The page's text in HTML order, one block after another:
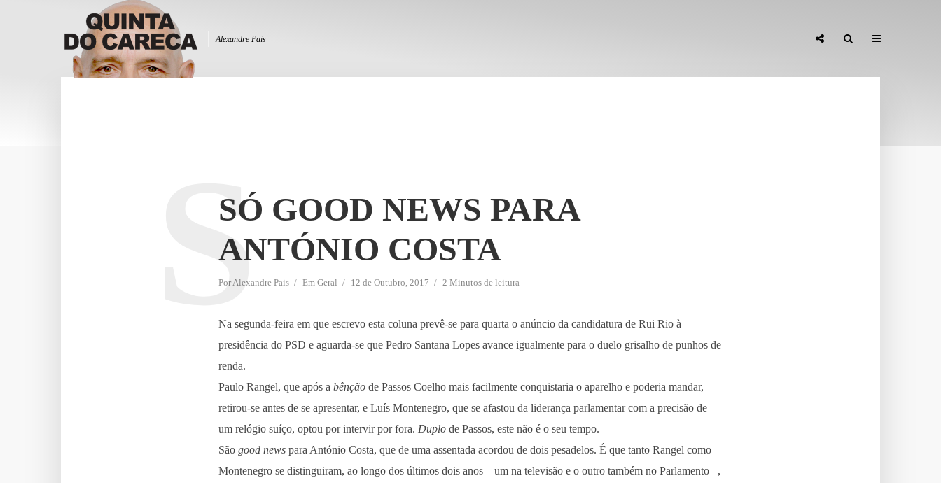
Alexandre Pais
SÓ GOOD NEWS PARA
ANTÓNIO COSTA
PorAlexandre Pais Em Geral 12 de Outubro, 2017 2 Minutos de leitura
S
Na segunda-feira em que escrevo esta coluna prevê-se para quarta o anúncio da candidatura de Rui Rio à
presidência do PSD e aguarda-se que Pedro Santana Lopes avance igualmente para o duelo grisalho de punhos de
renda.
Paulo Rangel, que após a bênção de Passos Coelho mais facilmente conquistaria o aparelho e poderia mandar,
retirou-se antes de se apresentar, e Luís Montenegro, que se afastou da liderança parlamentar com a precisão de
um relógio suíço, optou por intervir por fora. Duplo de Passos, este não é o seu tempo.
São good news para António Costa, que de uma assentada acordou de dois pesadelos. É que tanto Rangel como
Montenegro se distinguiram, ao longo dos últimos dois anos – um na televisão e o outro também no Parlamento –,